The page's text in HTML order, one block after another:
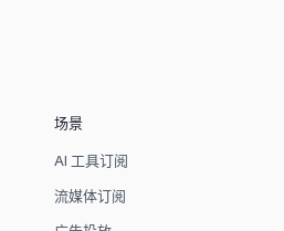
场景
AI 工具订阅
流媒体订阅